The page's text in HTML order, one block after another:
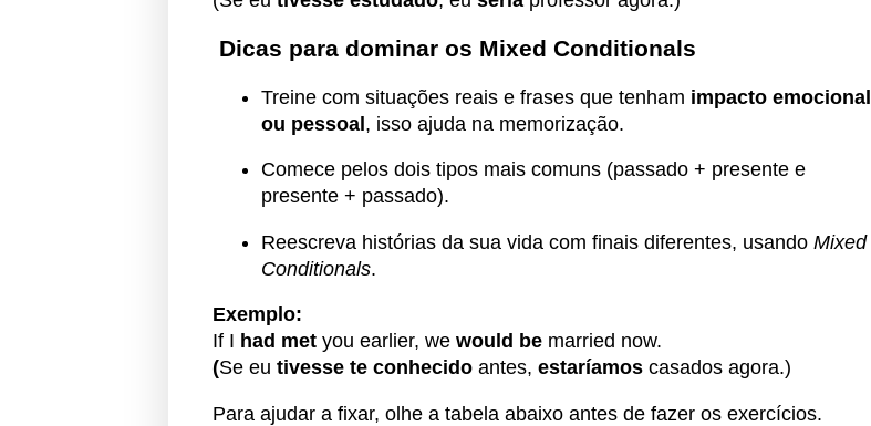
Dicas para dominar os Mixed Conditionals
Treine com situações reais e frases que tenham impacto emocional
ou pessoal, isso ajuda na memorização.
Comece pelos dois tipos mais comuns (passado + presente e
presente + passado).
Reescreva histórias da sua vida com finais diferentes, usando Mixed
Conditionals.
Exemplo:
If I had met you earlier, we would be married now.
(Se eu tivesse te conhecido antes, estaríamos casados agora.)
Para ajudar a fixar, olhe a tabela abaixo antes de fazer os exercícios.